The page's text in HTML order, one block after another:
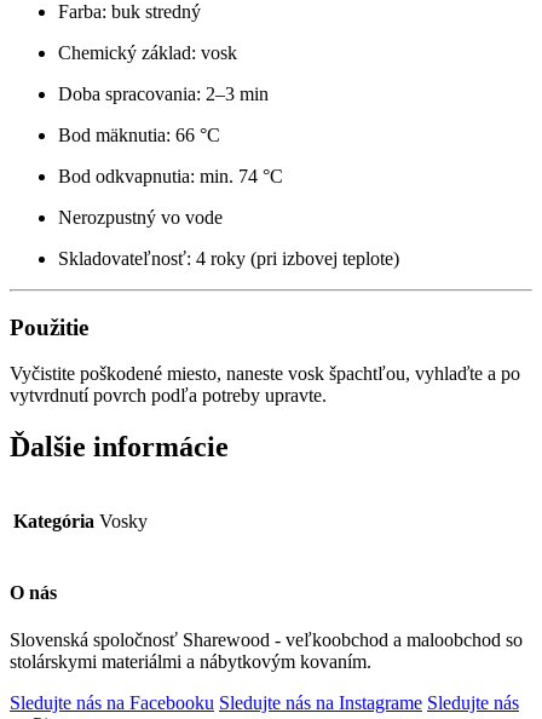
Farba: buk stredný
Chemický základ: vosk
Doba spracovania: 2–3 min
Bod mäknutia: 66 °C
Bod odkvapnutia: min. 74 °C
Nerozpustný vo vode
Skladovateľnosť: 4 roky (pri izbovej teplote)
Použitie
Vyčistite poškodené miesto, naneste vosk špachtľou, vyhlaďte a po
vytvrdnutí povrch podľa potreby upravte.
Ďalšie informácie
Kategória Vosky
O nás
Slovenská spoločnosť Sharewood - veľkoobchod a maloobchod so
stolárskymi materiálmi a nábytkovým kovaním.
Sledujte nás na Facebooku Sledujte nás na Instagrame Sledujte nás